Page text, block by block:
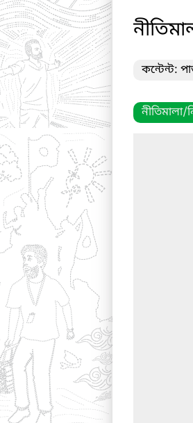
কন্টেন্ট:
নীতিমালা/